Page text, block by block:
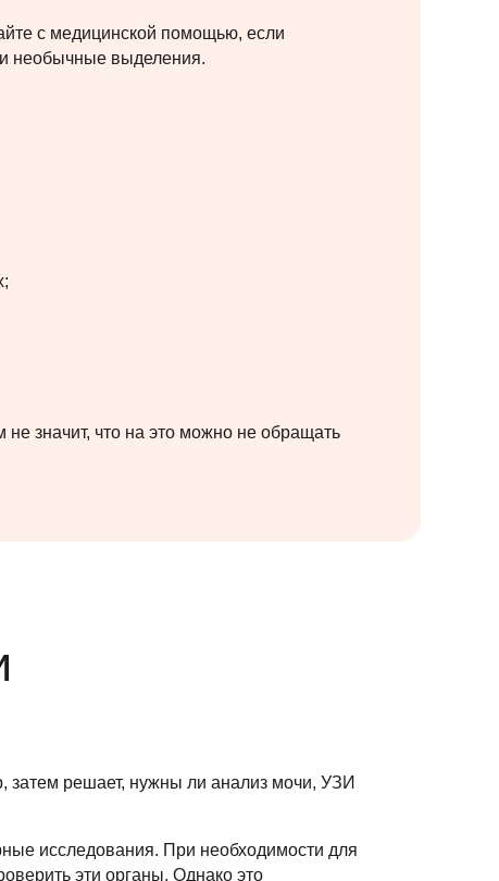
с медицинской помощью, если
необычные выделения.
значит, что на это можно не обращать
затем решает, нужны ли анализ мочи, УЗИ
исследования. При необходимости для
эти органы. Однако это